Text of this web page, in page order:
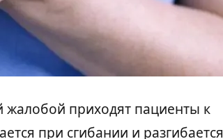
приходят пациенты к
при сгибании и разгибается